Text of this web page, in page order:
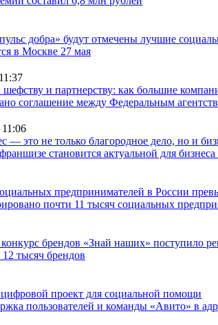
добра» будут отмечены лучшие
в Москве 27 мая
11:37
шефству и партнерству: как большие
соглашение между Федеральным
11:06
— это не только благородное дело, но и
становится актуальной для
предпринимателей в России
почти 11 тысяч социальных
брендов «Знай наших» поступило
12 тысяч брендов
проект для социальной помощи
пользователей и команды «Авито» в